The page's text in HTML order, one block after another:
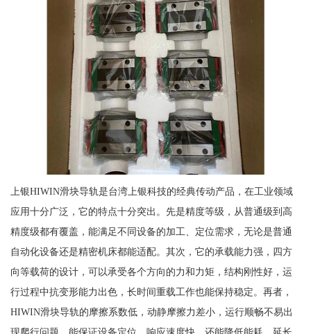
上银HIWIN滑块导轨是台湾上银科技的经典传动产品，在工业领域
应用十分广泛，它的特点十分突出。先是精度等级，从普通级到高
精度级都有覆盖，能满足不同设备的加工、定位需求，无论是普通
自动化设备还是精密机床都能适配。其次，它的承载能力强，四方
向等载荷的设计，可以承受各个方向的力和力矩，结构刚性好，运
行过程中抗变形能力出色，长时间重载工作也能保持稳定。再者，
HIWIN滑块导轨的摩擦系数低，动静摩擦力差小，运行顺畅不易出
现爬行问题，能保证设备定位，响应速度快，还能降低能耗，延长